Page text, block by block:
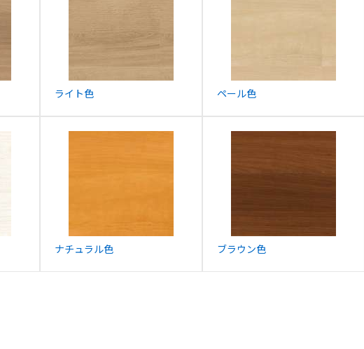
ライト色 ペール色
ナチュラル色 ブラウン色